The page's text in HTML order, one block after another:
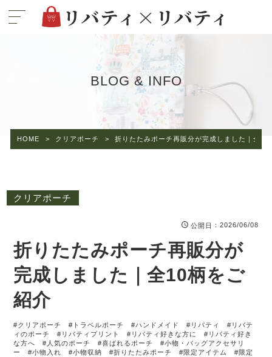
BLOG & INFO
HOME > クリアポーチ > 折りたたみポーチ再販分が完成しました｜全10
クリアポーチ
公開日 ：2026/06/08
折りたたみポーチ再販分が
完成しました｜全10柄をご
紹介
#クリアポーチ #トラベルポーチ #ハンドメイド #リバティ
#リバテ
ィのポーチ
#リバティプリント #リバティ好きな方に
#リバティ好き
な方へ
#人気のポーチ #喜ばれるポーチ
#小物・バッグアクセサリ
ー
#小物入れ #小物収納 #折りたたみポーチ #限定アイテム
#限定